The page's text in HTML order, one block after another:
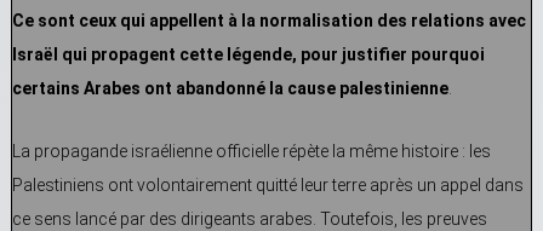
Ce sont ceux qui appellent à la normalisation des relations avec
Israël qui propagent cette légende, pour justifier pourquoi
certains Arabes ont abandonné la cause palestinienne
La propagande israélienne officielle répète la même histoire : les
Palestiniens ont volontairement quitté leur terre après un appel dans
ce sens lancé par des dirigeants arabes. Toutefois, les preuves